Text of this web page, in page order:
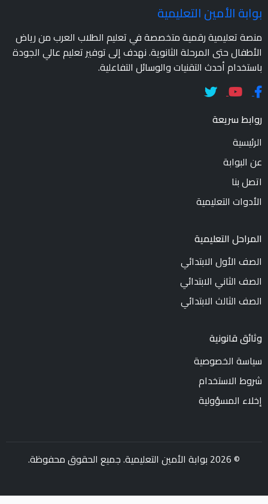
بوابة الأمين التعليمية
منصة تعليمية رقمية متخصصة في تعليم الطلاب العرب من رياض
الأطفال حتى المرحلة الثانوية. نهدف إلى توفير تعليم عالي الجودة
باستخدام أحدث التقنيات والوسائل التفاعلية.
روابط سريعة
الرئيسية
عن البوابة
اتصل بنا
الأدوات التعليمية
المراحل التعليمية
الصف الأول الابتدائي
الصف الثاني الابتدائي
الصف الثالث الابتدائي
وثائق قانونية
سياسة الخصوصية
شروط الاستخدام
إخلاء المسؤولية
© 2026 بوابة الأمين التعليمية. جميع الحقوق محفوظة.